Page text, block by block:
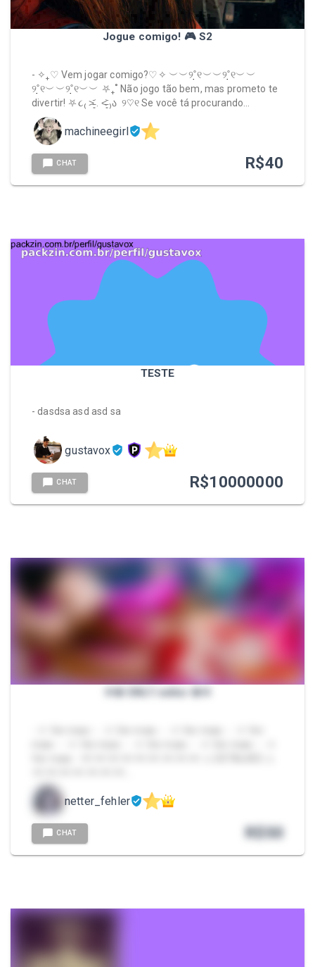
Jogue comigo! 🎮 S2
- ✧₊♡ Vem jogar comigo?♡✧ ︶︶୨˚̣̣̣୧︶︶୨˚̣̣̣୧︶︶
୨˚̣̣̣୧︶︶୨˚̣̣̣୧︶︶ ⛧₊˚ Não jogo tão bem, mas prometo te
divertir! ⛧૮₍ ˃̵͈᷄ . ˂̵͈᷅ ₎ა ㅤ ୨♡୧ Se você tá procurando…
machineegirl
CHAT R$40
TESTE
- dasdsa asd asd sa
gustavox
CHAT R$10000000
⛧࿇ ONLY netter ࿇⛧
netter_fehler
CHAT R$50